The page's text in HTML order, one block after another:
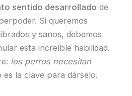
sentido desarrollado de
Si queremos
y sanos, debemos
esta increíble habilidad.
los perros necesitan
la clave para dárselo.